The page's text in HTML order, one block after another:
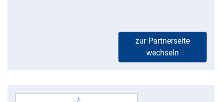
zur Partnerseite
wechseln